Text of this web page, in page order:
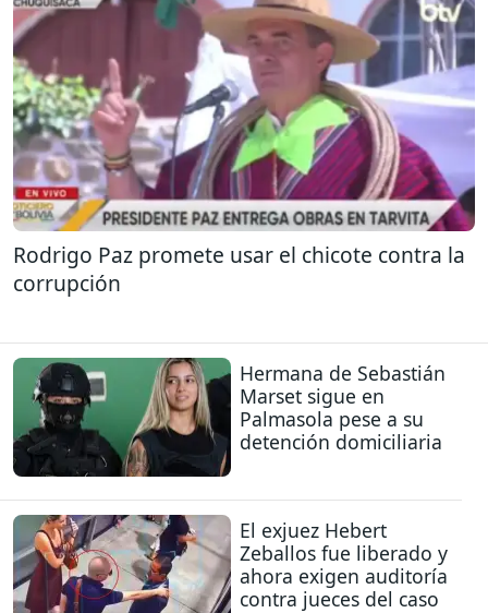
Rodrigo Paz promete usar el chicote contra la
corrupción
Hermana de Sebastián
Marset sigue en
Palmasola pese a su
detención domiciliaria
El exjuez Hebert
Zeballos fue liberado y
ahora exigen auditoría
contra jueces del caso